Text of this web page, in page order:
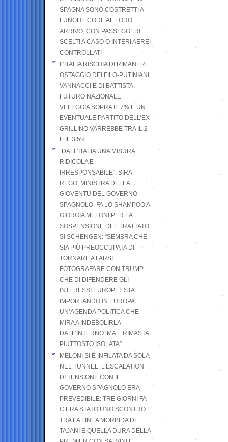
SPAGNA SONO COSTRETTI A
LUNGHE CODE AL LORO
ARRIVO, CON PASSEGGERI
SCELTI A CASO O INTERI AEREI
CONTROLLATI
L’ITALIA RISCHIA DI RIMANERE
OSTAGGIO DEI FILO-PUTINIANI
VANNACCI E DI BATTISTA.
FUTURO NAZIONALE
VELEGGIA SOPRA IL 7% E UN
EVENTUALE PARTITO DELL’EX
GRILLINO VARREBBE TRA IL 2
E IL 3.5%
“DALL’ITALIA UNA MISURA
RIDICOLA E
IRRESPONSABILE”: SIRA
REGO, MINISTRA DELLA
GIOVENTÙ DEL GOVERNO
SPAGNOLO, FA LO SHAMPOO A
GIORGIA MELONI PER LA
SOSPENSIONE DEL TRATTATO
SI SCHENGEN: “SEMBRA CHE
SIA PIÙ PREOCCUPATA DI
TORNARE A FARSI
FOTOGRAFARE CON TRUMP
CHE DI DIFENDERE GLI
INTERESSI EUROPEI. STA
IMPORTANDO IN EUROPA
UN’AGENDA POLITICA CHE
MIRA A INDEBOLIRLA
DALL’INTERNO. MA È RIMASTA
PIUTTOSTO ISOLATA”
MELONI SI È INFILATA DA SOLA
NEL TUNNEL. L’ESCALATION
DI TENSIONE CON IL
GOVERNO SPAGNOLO ERA
PREVEDIBILE: TRE GIORNI FA
C’ERA STATO UNO SCONTRO
TRA LA LINEA MORBIDA DI
TAJANI E QUELLA DURA DELLA